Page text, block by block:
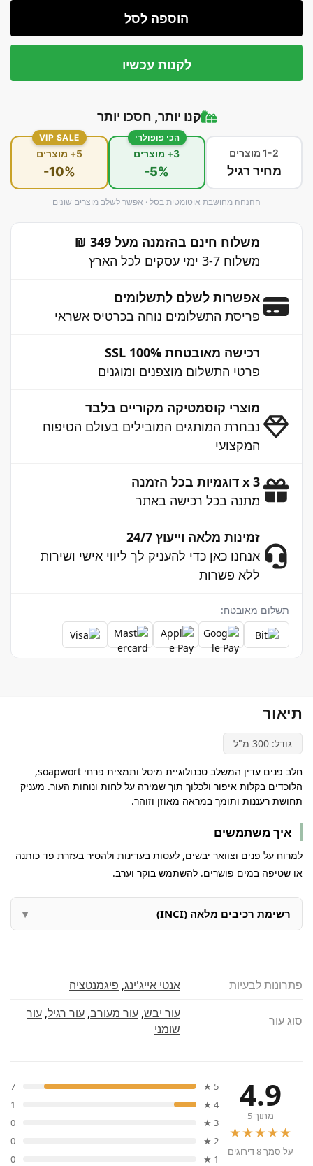
הוספה לסל
לקנות עכשיו
קנו יותר, חסכו יותר
1-2 מוצרים
מחיר רגיל
הכי פופולרי
3+ מוצרים
-5%
VIP SALE
5+ מוצרים
-10%
ההנחה מחושבת אוטומטית בסל · אפשר לשלב מוצרים שונים
משלוח חינם בהזמנה מעל 349 ₪
משלוח 3-7 ימי עסקים לכל הארץ
אפשרות לשלם לתשלומים
פריסת התשלומים נוחה בכרטיס אשראי
רכישה מאובטחת 100% SSL
פרטי התשלום מוצפנים ומוגנים
מוצרי קוסמטיקה מקוריים בלבד
נבחרת המותגים המובילים בעולם הטיפוח
המקצועי
3 x דוגמיות בכל הזמנה
מתנה בכל רכישה באתר
זמינות מלאה וייעוץ 24/7
אנחנו כאן כדי להעניק לך ליווי אישי ושירות
ללא פשרות
תשלום מאובטח:
תיאור
גודל: 300 מ"ל
חלב פנים עדין המשלב טכנולוגיית מיסל ותמצית פרחי soapwort,
הלוכדים בקלות איפור ולכלוך תוך שמירה על לחות ונוחות העור. מעניק
תחושת רעננות ותומך במראה מאוזן וזוהר.
איך משתמשים
למרוח על פנים וצוואר יבשים, לעסות בעדינות ולהסיר בעזרת פד כותנה
או שטיפה במים פושרים. להשתמש בוקר וערב.
רשימת רכיבים מלאה (INCI)
פתרונות לבעיות אנטי אייג'ינג, פיגמנטציה
סוג עור עור יבש, עור מעורב, עור רגיל, עור
שומני
4.9
מתוך 5
★★★★★
על סמך 8 דירוגים
5 ★
7
4 ★
1
3 ★
0
2 ★
0
1 ★
0